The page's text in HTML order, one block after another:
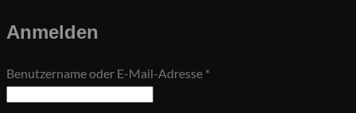
Anmelden
Benutzername oder E-Mail-Adresse *Erforderlich